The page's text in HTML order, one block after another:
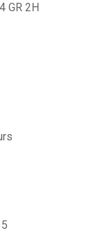
GR 2H